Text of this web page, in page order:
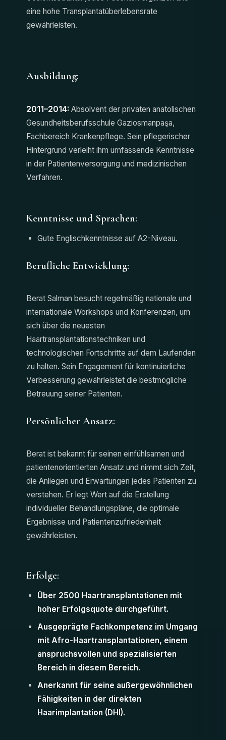
eine hohe Transplantatüberlebensrate
gewährleisten.
Ausbildung:
2011–2014: Absolvent der privaten anatolischen
Gesundheitsberufsschule Gaziosmanpaşa,
Fachbereich Krankenpflege. Sein pflegerischer
Hintergrund verleiht ihm umfassende Kenntnisse
in der Patientenversorgung und medizinischen
Verfahren.
Kenntnisse und Sprachen:
Gute Englischkenntnisse auf A2-Niveau.
Berufliche Entwicklung:
Berat Salman besucht regelmäßig nationale und
internationale Workshops und Konferenzen, um
sich über die neuesten
Haartransplantationstechniken und
technologischen Fortschritte auf dem Laufenden
zu halten. Sein Engagement für kontinuierliche
Verbesserung gewährleistet die bestmögliche
Betreuung seiner Patienten.
Persönlicher Ansatz:
Berat ist bekannt für seinen einfühlsamen und
patientenorientierten Ansatz und nimmt sich Zeit,
die Anliegen und Erwartungen jedes Patienten zu
verstehen. Er legt Wert auf die Erstellung
individueller Behandlungspläne, die optimale
Ergebnisse und Patientenzufriedenheit
gewährleisten.
Erfolge:
Über 2500 Haartransplantationen mit
hoher Erfolgsquote durchgeführt.
Ausgeprägte Fachkompetenz im Umgang
mit Afro-Haartransplantationen, einem
anspruchsvollen und spezialisierten
Bereich in diesem Bereich.
Anerkannt für seine außergewöhnlichen
Fähigkeiten in der direkten
Haarimplantation (DHI).